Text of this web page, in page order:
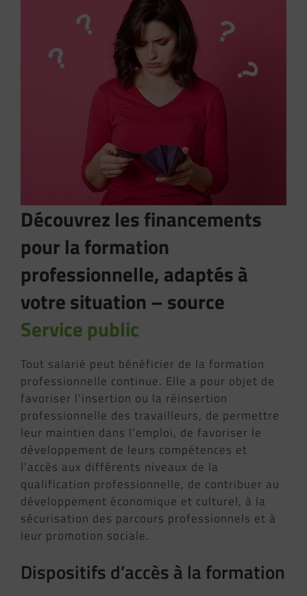
Découvrez les financements
pour la formation
professionnelle, adaptés à
votre situation – source
Service public
Tout salarié peut bénéficier de la formation
professionnelle continue. Elle a pour objet de
favoriser l’insertion ou la réinsertion
professionnelle des travailleurs, de permettre
leur maintien dans l’emploi, de favoriser le
développement de leurs compétences et
l’accès aux différents niveaux de la
qualification professionnelle, de contribuer au
développement économique et culturel, à la
sécurisation des parcours professionnels et à
leur promotion sociale.
Dispositifs d’accès à la formation